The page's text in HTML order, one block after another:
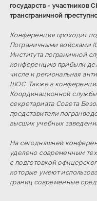
государств - участников
трансграничной
Конференция проходит
Пограничными войсками
Института пограничной
конференцию прибыли
числе и региональная
ШОС. Также в
Координационной
секретариата Совета
представители
высших учебных
На сегодняшней
уделено современным
с подготовкой
которые умеют
границ современные